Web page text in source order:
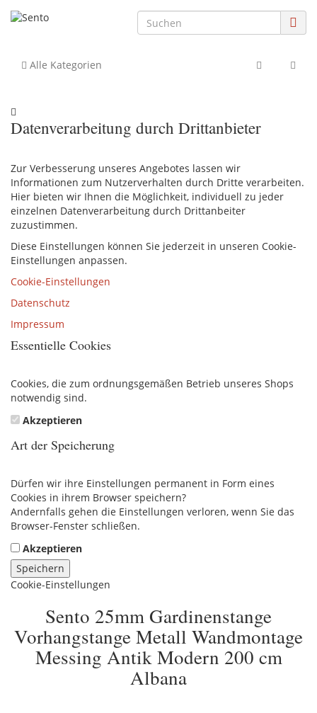
Alle Kategorien
Datenverarbeitung durch Drittanbieter
Zur Verbesserung unseres Angebotes lassen wir
Informationen zum Nutzerverhalten durch Dritte verarbeiten.
Hier bieten wir Ihnen die Möglichkeit, individuell zu jeder
einzelnen Datenverarbeitung durch Drittanbeiter
zuzustimmen.
Diese Einstellungen können Sie jederzeit in unseren Cookie-
Einstellungen anpassen.
Cookie-Einstellungen
Datenschutz
Impressum
Essentielle Cookies
Cookies, die zum ordnungsgemäßen Betrieb unseres Shops
notwendig sind.
Akzeptieren
Art der Speicherung
Dürfen wir ihre Einstellungen permanent in Form eines
Cookies in ihrem Browser speichern?
Andernfalls gehen die Einstellungen verloren, wenn Sie das
Browser-Fenster schließen.
Akzeptieren
Speichern
Cookie-Einstellungen
Sento 25mm Gardinenstange
Vorhangstange Metall Wandmontage
Messing Antik Modern 200 cm
Albana